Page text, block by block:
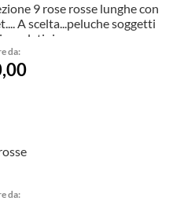
9 rose rosse lunghe con
A scelta...peluche soggetti
da:
da: